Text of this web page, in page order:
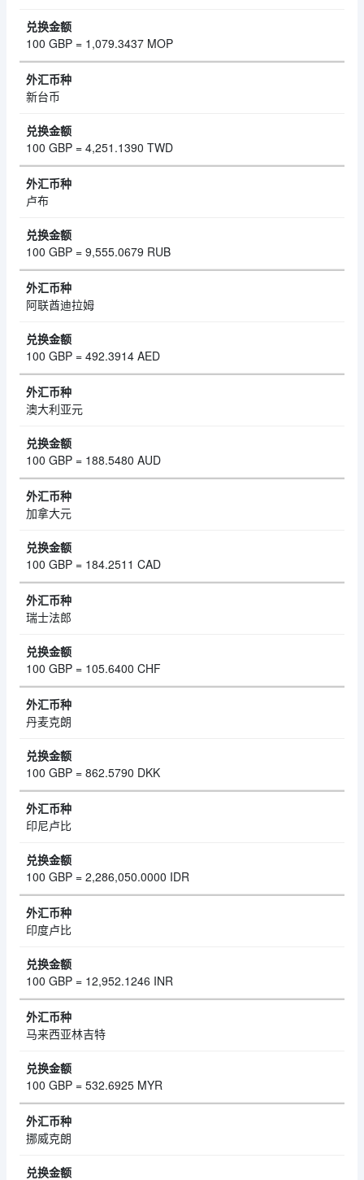
100 GBP = 1,079.3437 MOP
新台币
100 GBP = 4,251.1390 TWD
卢布
100 GBP = 9,555.0679 RUB
阿联酋迪拉姆
100 GBP = 492.3914 AED
澳大利亚元
100 GBP = 188.5480 AUD
加拿大元
100 GBP = 184.2511 CAD
瑞士法郎
100 GBP = 105.6400 CHF
丹麦克朗
100 GBP = 862.5790 DKK
印尼卢比
100 GBP = 2,286,050.0000 IDR
印度卢比
100 GBP = 12,952.1246 INR
马来西亚林吉特
100 GBP = 532.6925 MYR
挪威克朗